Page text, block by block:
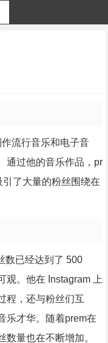
流行音乐和电子音
通过他的音乐作品，pr
了大量的粉丝围绕在
数已经达到了 500
观。他在 Instagram 上
程，还与粉丝们互
乐才华。随着prem在
量也在不断增加。